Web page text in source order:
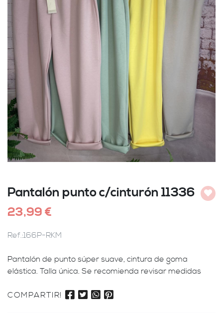
Pantalón punto c/cinturón 11336
23,99 €
Ref.:166P-RKM
Pantalón de punto súper suave, cintura de goma
elástica. Talla única. Se recomienda revisar medidas
COMPARTIR!